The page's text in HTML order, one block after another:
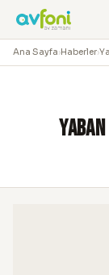
Ana Sayfa›Haberler›